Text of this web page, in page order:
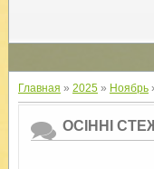
Главная » 2025 » Ноябрь
ОСІННІ